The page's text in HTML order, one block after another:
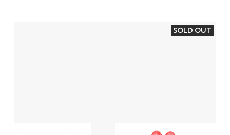
SOLD OUT